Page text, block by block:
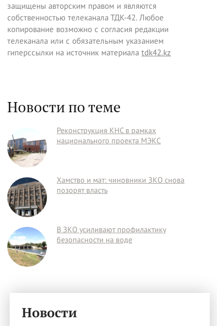
защищены авторским правом и являются
собственностью телеканала ТДК-42. Любое
копирование возможно с согласия редакции
телеканала или с обязательным указанием
гиперссылки на источник материала tdk42.kz
Новости по теме
Реконструкция КНС в рамках
национального проекта МЭКС
Хамство и мат: чиновники ЗКО снова
позорят власть
В ЗКО усиливают профилактику
безопасности на воде
Новости